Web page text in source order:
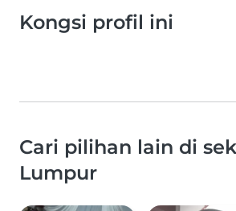
Kongsi profil ini
Cari pilihan lain di
Lumpur